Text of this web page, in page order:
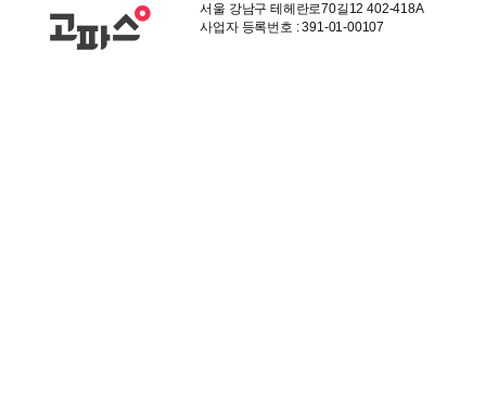
서울 강남구 테헤란로70길12 402-418A
사업자 등록번호 : 391-01-00107